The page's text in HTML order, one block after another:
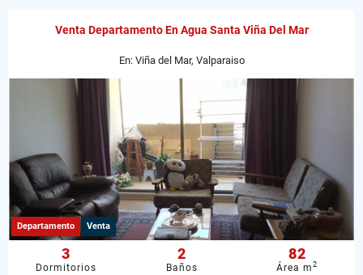
Venta Departamento En Agua Santa Viña Del Mar
En: Viña del Mar, Valparaiso
Departamento Venta
3
Dormitorios
2
Baños
82
Área m2